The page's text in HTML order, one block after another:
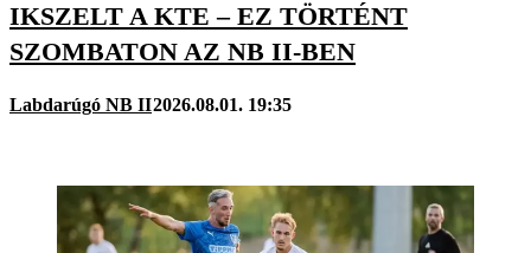
IKSZELT A KTE – EZ TÖRTÉNT
SZOMBATON AZ NB II-BEN
Labdarúgó NB II2026.08.01. 19:35